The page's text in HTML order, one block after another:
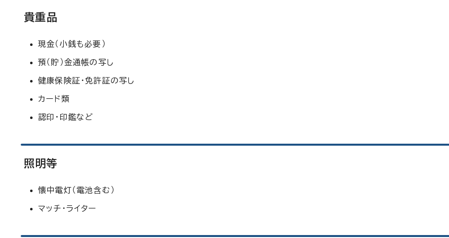
貴重品
現金（小銭も必要）
預（貯）金通帳の写し
健康保険証・免許証の写し
カード類
認印・印鑑など
照明等
懐中電灯（電池含む）
マッチ・ライター